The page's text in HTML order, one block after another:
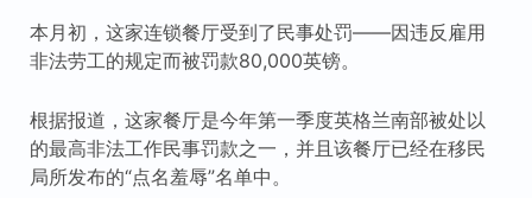
本月初，这家连锁餐厅受到了民事处罚——因违反雇用
非法劳工的规定而被罚款80,000英镑。
根据报道，这家餐厅是今年第一季度英格兰南部被处以
的最高非法工作民事罚款之一，并且该餐厅已经在移民
局所发布的“点名羞辱”名单中。